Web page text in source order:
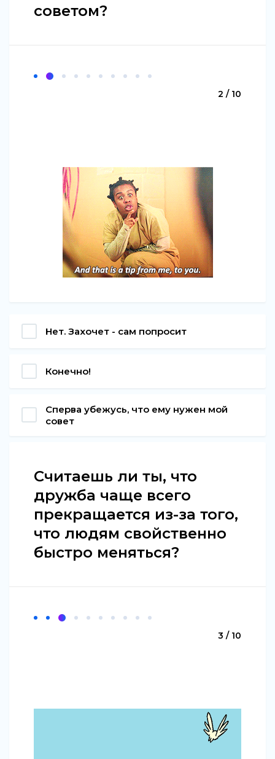
советом?
2 / 10
Нет. Захочет - сам попросит
Конечно!
Сперва убежусь, что ему нужен мой
совет
Считаешь ли ты, что
дружба чаще всего
прекращается из-за того,
что людям свойственно
быстро меняться?
3 / 10